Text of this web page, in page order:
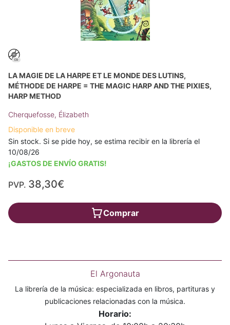
LA MAGIE DE LA HARPE ET LE MONDE DES LUTINS,
MÉTHODE DE HARPE = THE MAGIC HARP AND THE PIXIES,
HARP METHOD
Cherquefosse, Élizabeth
Disponible en breve
Sin stock. Si se pide hoy, se estima recibir en la librería el
10/08/26
¡GASTOS DE ENVÍO GRATIS!
PVP. 38,30€
Comprar
El Argonauta
La librería de la música: especializada en libros, partituras y
publicaciones relacionadas con la música.
Horario: